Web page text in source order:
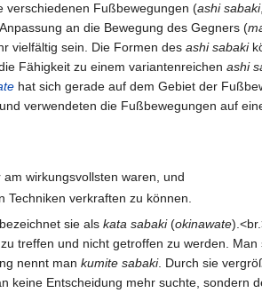
verschiedenen Fußbewegungen (ashi sabaki,
an die Bewegung des Gegners (
vielfältig sein. Die Formen des ashi sabaki
Fähigkeit zu einem variantenreichen ashi
hat sich gerade auf dem Gebiet der
verwendeten die Fußbewegungen auf
wirkungsvollsten waren, und
verkraften zu können.
sie als kata sabaki(okinawate
treffen und nicht getroffen zu werden.
nennt man kumite sabaki. Durch sie
Entscheidung mehr suchte, sondern